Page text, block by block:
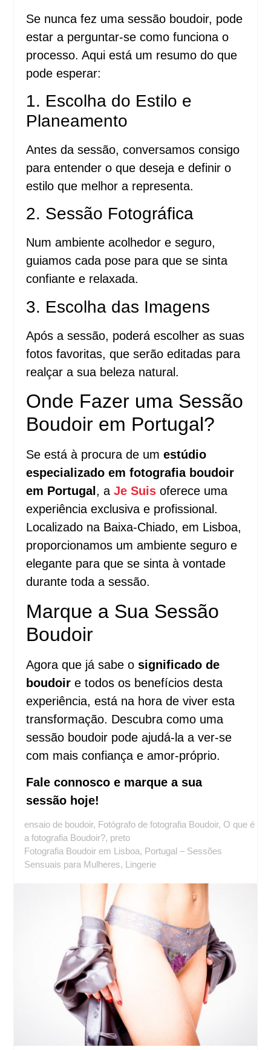
Se nunca fez uma sessão boudoir, pode
estar a perguntar-se como funciona o
processo. Aqui está um resumo do que
pode esperar:
1. Escolha do Estilo e
Planeamento
Antes da sessão, conversamos consigo
para entender o que deseja e definir o
estilo que melhor a representa.
2. Sessão Fotográfica
Num ambiente acolhedor e seguro,
guiamos cada pose para que se sinta
confiante e relaxada.
3. Escolha das Imagens
Após a sessão, poderá escolher as suas
fotos favoritas, que serão editadas para
realçar a sua beleza natural.
Onde Fazer uma Sessão
Boudoir em Portugal?
Se está à procura de umestúdio
especializado em fotografia boudoir
em Portugal , aJe Suis oferece uma
experiência exclusiva e profissional.
Localizado na Baixa-Chiado, em Lisboa,
proporcionamos um ambiente seguro e
elegante para que se sinta à vontade
durante toda a sessão.
Marque a Sua Sessão
Boudoir
Agora que já sabe osignificado de
boudoir e todos os benefícios desta
experiência, está na hora de viver esta
transformação. Descubra como uma
sessão boudoir pode ajudá-la a ver-se
com mais confiança e amor-próprio.
Fale connosco e marque a sua
sessão hoje!
ensaio de boudoir, Fotógrafo de fotografia Boudoir, O que é
a fotografia Boudoir?, preto
Fotografia Boudoir em Lisboa, Portugal – Sessões
Sensuais para Mulheres, Lingerie